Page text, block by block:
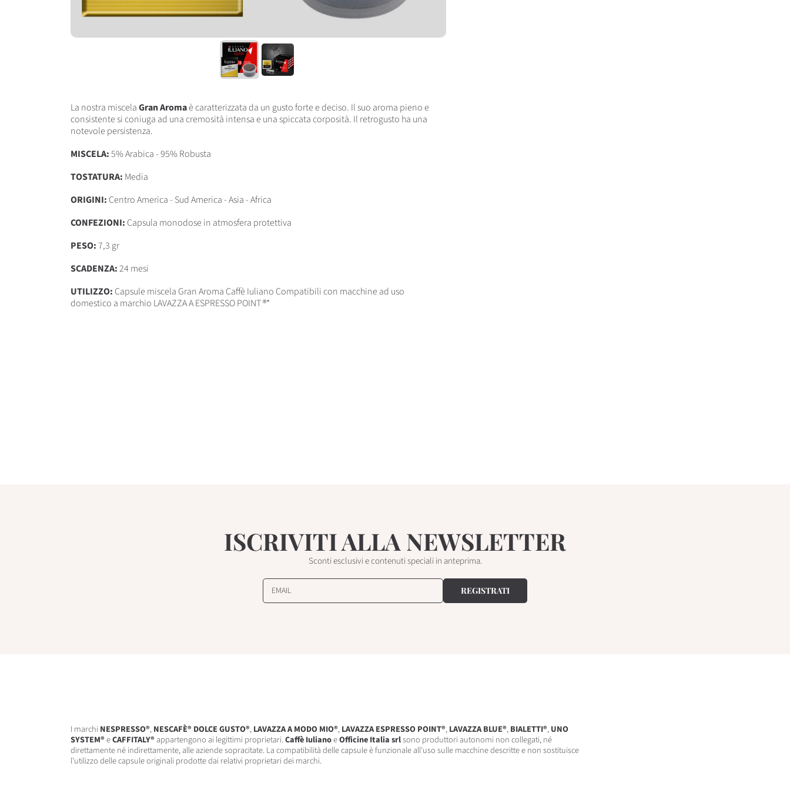
La nostra miscelaGran Aromaè caratterizzata da un gusto forte e deciso. Il suo aroma pieno e
consistente si coniuga ad una cremosità intensa e una spiccata corposità. Il retrogusto ha una
notevole persistenza.
MISCELA:5% Arabica - 95% Robusta
TOSTATURA: Media
ORIGINI: Centro America - Sud America - Asia - Africa
CONFEZIONI: Capsula monodose in atmosfera protettiva
PESO: 7,3 gr
SCADENZA:24 mesi
UTILIZZO: Capsule miscela Gran Aroma Caffè Iuliano Compatibili con macchine ad uso
domestico a marchio LAVAZZA A ESPRESSO POINT®*
ISCRIVITI ALLA NEWSLETTER
Sconti esclusivi e contenuti speciali in anteprima.
EMAIL REGISTRATI
I marchi NESPRESSO®,NESCAFÈ® DOLCE GUSTO®,LAVAZZA A MODO MIO®,LAVAZZA ESPRESSO POINT®,LAVAZZA BLUE®,BIALETTI®,UNO
SYSTEM®eCAFFITALY®appartengono ai legittimi proprietari.Caffè IulianoeOfficine Italia srlsono produttori autonomi non collegati, né
direttamente né indirettamente, alle aziende sopracitate. La compatibilità delle capsule è funzionale all'uso sulle macchine descritte e non sostituisce
l'utilizzo delle capsule originali prodotte dai relativi proprietari dei marchi.